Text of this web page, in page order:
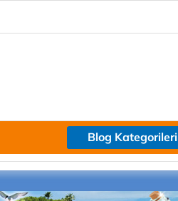
Blog Kategorileri